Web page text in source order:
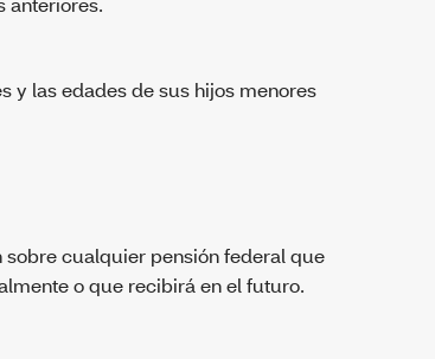
y las edades de sus hijos menores
sobre cualquier pensión federal que
o que recibirá en el futuro.